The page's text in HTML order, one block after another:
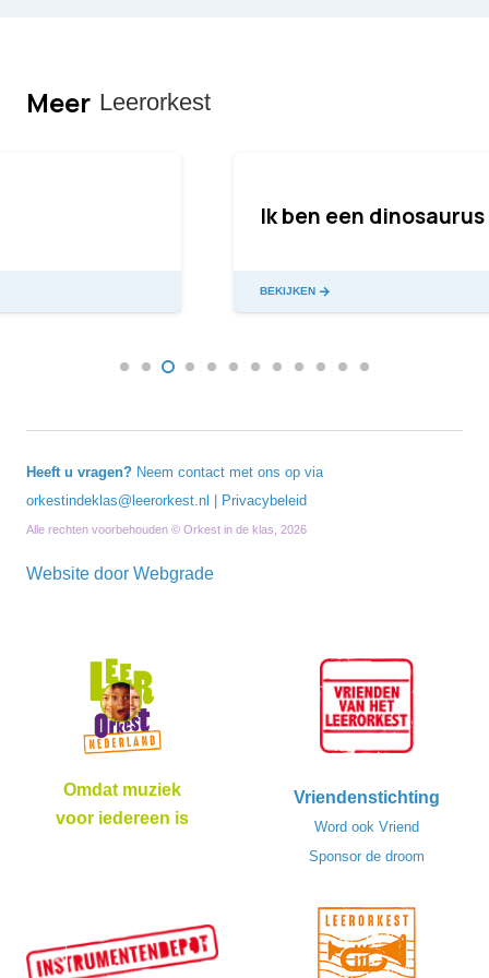
Meer Leerorkest
Ik ben een dinosaurus
Omdat muziek
voor iedereen is
Vriendenstichting
Word ook Vriend
Sponsor de droom
Heeft u vragen? Neem contact met ons op via
orkestindeklas@leerorkest.nl
Privacybeleid
Alle rechten voorbehouden © Orkest in de klas, 2026
Website door Webgrade